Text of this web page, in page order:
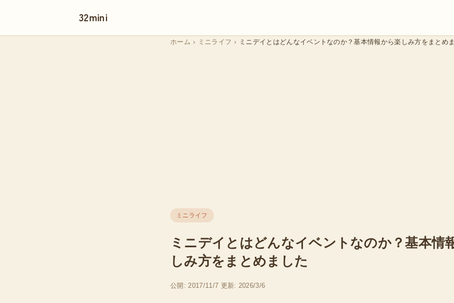
32mini
ホーム › ミニライフ › ミニデイとはどんなイベントなのか？基本情報から楽しみ方をまとめ
ミニライフ
ミニデイとはどんなイベントなのか？基本情
しみ方をまとめました
公開: 2017/11/7 更新: 2026/3/6